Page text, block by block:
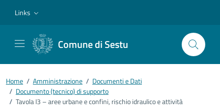
Links
Comune di Sestu
Home / Amministrazione / Documenti e Dati
/ Documento (tecnico) di supporto
/ Tavola I3 – aree urbane e confini, rischio idraulico e attività